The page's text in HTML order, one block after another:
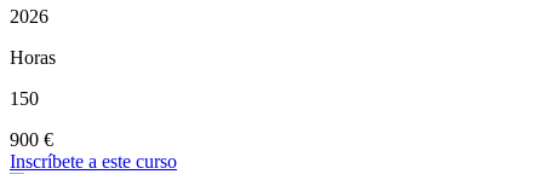
2026
Horas
150
900 €
Inscríbete a este curso